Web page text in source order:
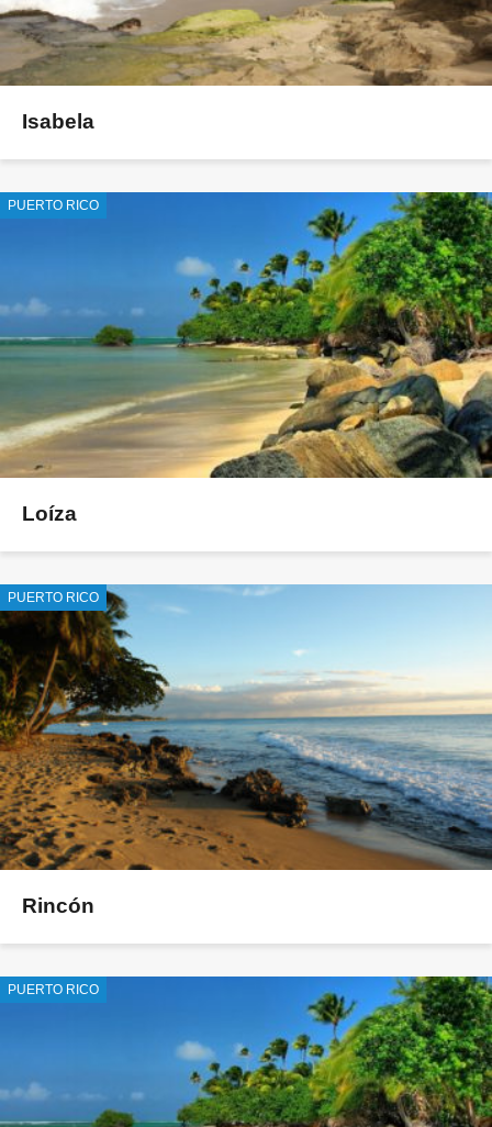
Isabela
PUERTO RICO
Loíza
PUERTO RICO
Rincón
PUERTO RICO